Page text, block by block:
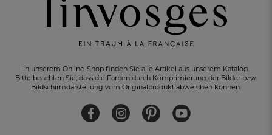
In unserem Online-Shop finden Sie alle Artikel aus unserem Katalog.
Bitte beachten Sie, dass die Farben durch Komprimierung der Bilder bzw.
Bildschirmdarstellung vom Originalprodukt abweichen können.